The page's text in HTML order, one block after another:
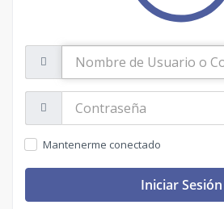
Usuario
o
Correo
Electrónico
Mantenerme conectado
Iniciar Sesión